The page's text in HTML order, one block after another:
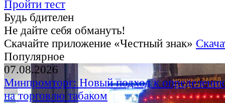
Пройти тест
Будь бдителен
Не дайте себя обмануть!
Скачайте приложение «Честный знак»
Популярное
07.08.2026
Минпромторг: Новый подход к
на торговлю табаком